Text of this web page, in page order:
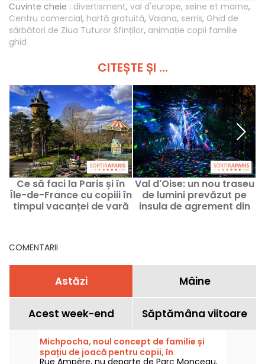
Cuvinte cheie : divertisment, val d'europe, seine et marne,
Centru comercial, hartă gratuită, Vaiana, serris, Ghid de
sărbători de Ziua Tuturor Sfinților, animație copii familie
ghid
CITEȘTE ȘI ...
Ce să faci la Paris și în
Île-de-France cu copiii în
timpul vacanței de vară
Val d'Oise: un nou traseu
de lumini prevăzut pe
insula de agrement din
COMENTARII
Astăzi Mâine
Acest week-end Săptămâna viitoare
Michpocha, noul concept de familie și
spațiu de joacă pentru copii, în
Rue Ampère, nu departe de Parc Monceau,